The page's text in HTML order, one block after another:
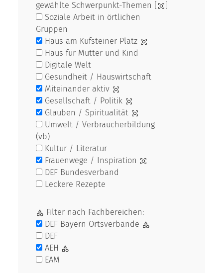
gewählte Schwerpunkt-Themen [
Soziale Arbeit in örtlichen
Gruppen
Haus am Kufsteiner Platz
Haus für Mutter und Kind
Digitale Welt
Gesundheit / Hauswirtschaft
Miteinander aktiv
Gesellschaft / Politik
Glauben / Spiritualität
Umwelt / Verbraucherbildung
(vb)
Kultur / Literatur
Frauenwege / Inspiration
DEF Bundesverband
Leckere Rezepte
Filter nach Fachbereichen:
DEF Bayern Ortsverbände
DEF
AEH
EAM